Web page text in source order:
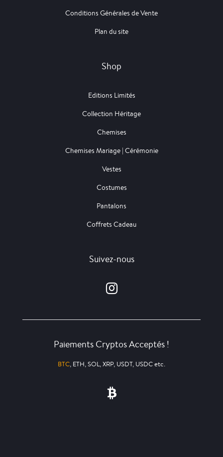
Conditions Générales de Vente
Plan du site
Shop
Editions Limités
Collection Héritage
Chemises
Chemises Mariage | Cérémonie
Vestes
Costumes
Pantalons
Coffrets Cadeau
Suivez-nous
Paiements Cryptos Acceptés !
BTC, ETH, SOL, XRP, USDT, USDC etc.